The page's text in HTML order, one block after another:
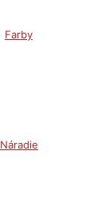
Farby
Náradie